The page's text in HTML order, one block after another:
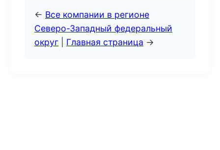
← Все компании в регионе
Северо-Западный федеральный
округ
Главная страница →